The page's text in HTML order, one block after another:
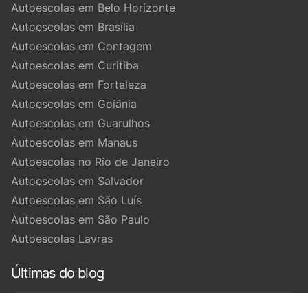
Autoescolas em Belo Horizonte
Autoescolas em Brasília
Autoescolas em Contagem
Autoescolas em Curitiba
Autoescolas em Fortaleza
Autoescolas em Goiânia
Autoescolas em Guarulhos
Autoescolas em Manaus
Autoescolas no Rio de Janeiro
Autoescolas em Salvador
Autoescolas em São Luís
Autoescolas em São Paulo
Autoescolas Lavras
Últimas do blog